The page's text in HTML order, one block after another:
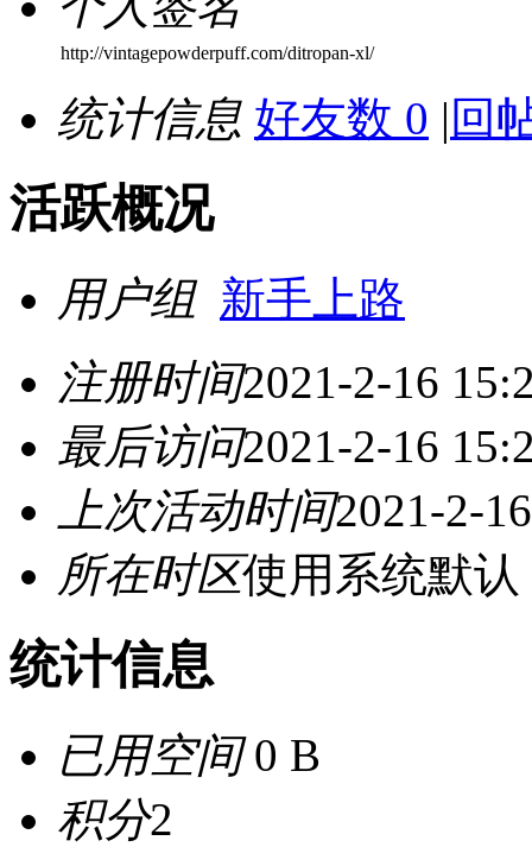
http://vintagepowderpuff.com/ditropan-xl/
统计信息 好友数 0 | 回
活跃概况
用户组 新手上路
注册时间2021-2-16
最后访问2021-2-16
上次活动时间2021-2-
所在时区使用系统默认
统计信息
已用空间0 B
积分2